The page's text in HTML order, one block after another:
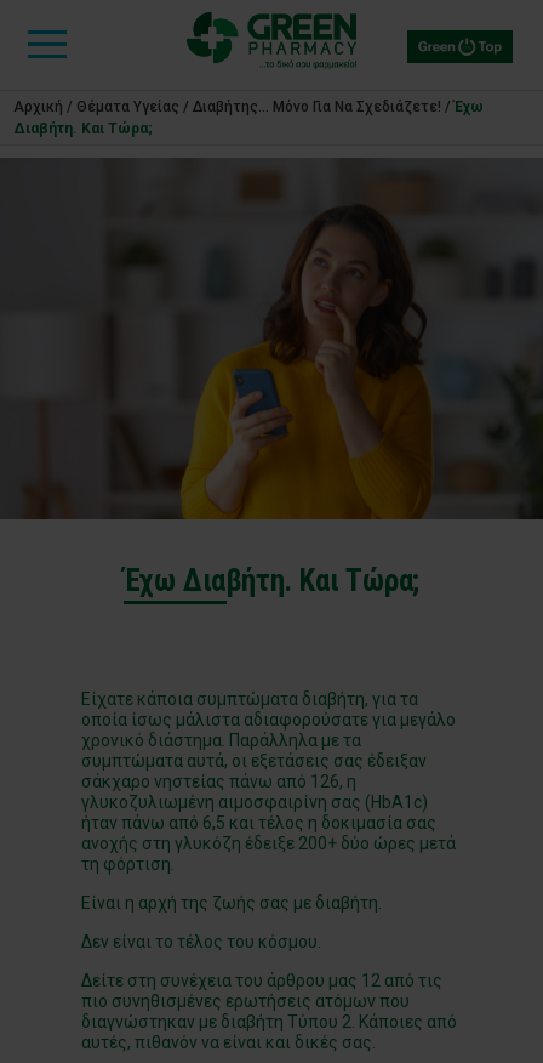
Αρχική / Θέματα Υγείας /Διαβήτης... Μόνο Για Να Σχεδιάζετε! / Έχω
Διαβήτη. Και Τώρα;
Έχω Διαβήτη. Και Τώρα;
Είχατε κάποια συμπτώματα διαβήτη, για τα
οποία ίσως μάλιστα αδιαφορούσατε για μεγάλο
χρονικό διάστημα. Παράλληλα με τα
συμπτώματα αυτά, οι εξετάσεις σας έδειξαν
σάκχαρο νηστείας πάνω από 126, η
γλυκοζυλιωμένη αιμοσφαιρίνη σας (HbA1c)
ήταν πάνω από 6,5 και τέλος η δοκιμασία σας
ανοχής στη γλυκόζη έδειξε 200+ δύο ώρες μετά
τη φόρτιση.
Είναι η αρχή της ζωής σας με διαβήτη.
Δεν είναι το τέλος του κόσμου.
Δείτε στη συνέχεια του άρθρου μας 12 από τις
πιο συνηθισμένες ερωτήσεις ατόμων που
διαγνώστηκαν με διαβήτη Τύπου 2. Κάποιες από
αυτές, πιθανόν να είναι και δικές σας.